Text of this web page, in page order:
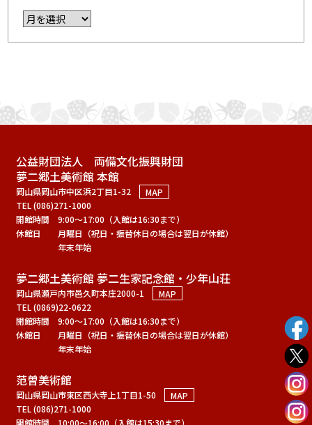
公益財団法人 両備文化振興財団
夢二郷土美術館 本館
岡山県岡山市中区浜2丁目1-32
MAP
TEL (086)271-1000
開館時間
9:00～17:00（入館は16:30まで）
休館日
月曜日（祝日・振替休日の場合は翌日が休館）
年末年始
夢二郷土美術館 夢二生家記念館・少年山荘
岡山県瀬戸内市邑久町本庄2000-1
MAP
TEL (0869)22-0622
開館時間
9:00～17:00（入館は16:30まで）
休館日
月曜日（祝日・振替休日の場合は翌日が休館）
年末年始
范曽美術館
岡山県岡山市東区西大寺上1丁目1-50
MAP
TEL (086)271-1000